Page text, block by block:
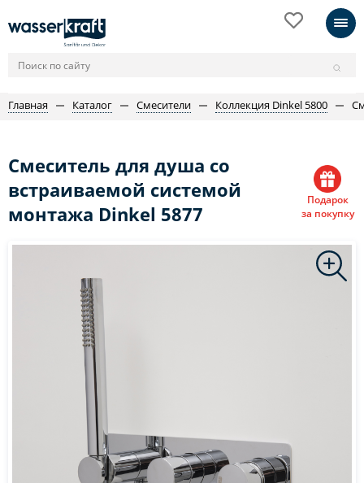
Главная Каталог Смесители Коллекция Dinkel 5800
Смеситель для душа со
встраиваемой системой
монтажа Dinkel 5877
Подарок
за покупку